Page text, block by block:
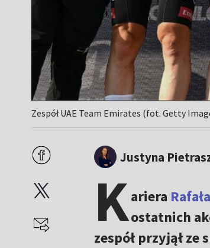
Zespół UAE Team Emirates (fot. Getty
Justyna
Kariera
ostatnich
zespół przyjął